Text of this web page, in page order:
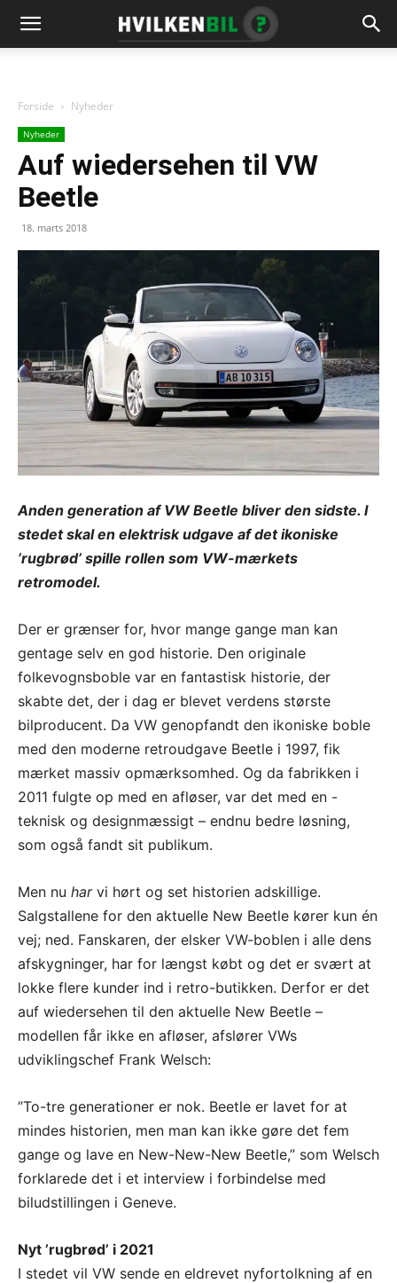
Forside Nyheder
Nyheder
Auf wiedersehen til VW
Beetle
18. marts 2018
Anden generation af VW Beetle bliver den sidste. I
stedet skal en elektrisk udgave af det ikoniske
’rugbrød’ spille rollen som VW-mærkets
retromodel.
Der er grænser for, hvor mange gange man kan
gentage selv en god historie. Den originale
folkevognsboble var en fantastisk historie, der
skabte det, der i dag er blevet verdens største
bilproducent. Da VW genopfandt den ikoniske boble
med den moderne retroudgave Beetle i 1997, fik
mærket massiv opmærksomhed. Og da fabrikken i
2011 fulgte op med en afløser, var det med en -
teknisk og designmæssigt – endnu bedre løsning,
som også fandt sit publikum.
Men nu harvi hørt og set historien adskillige.
Salgstallene for den aktuelle New Beetle kører kun én
vej; ned. Fanskaren, der elsker VW-boblen i alle dens
afskygninger, har for længst købt og det er svært at
lokke flere kunder ind i retro-butikken. Derfor er det
auf wiedersehen til den aktuelle New Beetle –
modellen får ikke en afløser, afslører VWs
udviklingschef Frank Welsch:
”To-tre generationer er nok. Beetle er lavet for at
mindes historien, men man kan ikke gøre det fem
gange og lave en New-New-New Beetle,” som Welsch
forklarede det i et interview i forbindelse med
biludstillingen i Geneve.
Nyt ’rugbrød’ i 2021
I stedet vil VW sende en eldrevet nyfortolkning af en